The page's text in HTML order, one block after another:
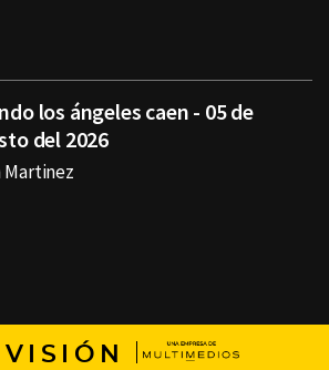
los ángeles caen - 05 de
del 2026
Martinez